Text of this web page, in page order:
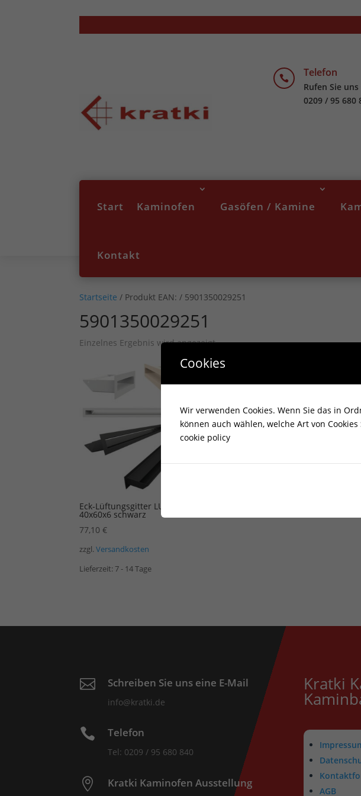
 Telefon
Rufen Sie uns
0209 / 95 680
Start Kaminofen Gasöfen / Kamine
Kontakt
Startseite / Produkt EAN: / 5901350029251
5901350029251
Einzelnes Ergebnis wird angezeigt
Eck-Lüftungsgitter LUFT rechts
40x60x6 schwarz
77,10€
zzgl.Versandkosten
Lieferzeit:7 - 14 Tage
 Schreiben Sie uns eine E-Mail
info@kratki.de
 Telefon
Tel: 0209 / 95 680 840
 Kratki Kaminofen Ausstellung
Kratki
AGB
Cookies
Wir verwenden Cookies. Wenn Sie das in
können auch wählen, welche Art von
cookie policy